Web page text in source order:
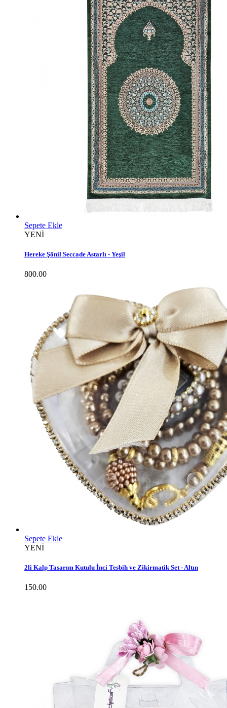
Sepete Ekle
YENİ
Hereke Şönil Seccade Astarlı - Yeşil
800.00
Sepete Ekle
YENİ
2li Kalp Tasarım Kutulu İnci Tesbih ve Zikirmatik Set - Altın
150.00